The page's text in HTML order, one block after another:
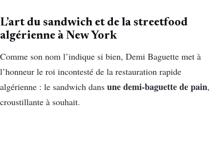
L’art du sandwich et de la streetfood
algérienne à New York
Comme son nom l’indique si bien, Demi Baguette met à
l’honneur le roi incontesté de la restauration rapide
algérienne : le sandwich dans une demi-baguette de pain,
croustillante à souhait.